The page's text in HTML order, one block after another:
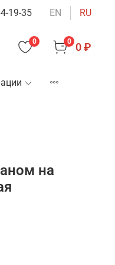
19-35 EN RU
0 0 0 ₽
на